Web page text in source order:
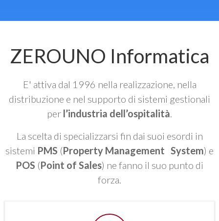
ZEROUNO Informatica
E' attiva dal 1996 nella realizzazione, nella
distribuzione e nel supporto di sistemi gestionali
per l’industria dell’ospitalità
La scelta di specializzarsi fin dai suoi esordi in
sistemi PMS (Property Management System) e
POS (Point of Sales) ne fanno il suo punto di
forza.